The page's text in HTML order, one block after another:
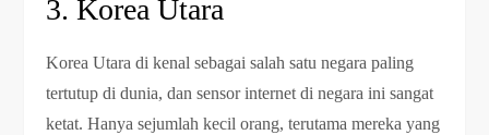
3. Korea Utara
Korea Utara di kenal sebagai salah satu negara paling
tertutup di dunia, dan sensor internet di negara ini sangat
ketat. Hanya sejumlah kecil orang, terutama mereka yang